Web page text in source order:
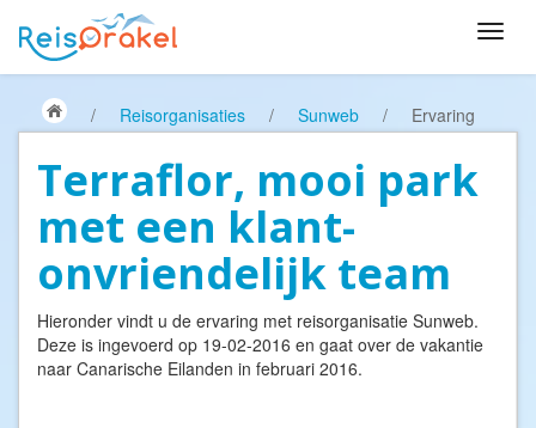
/ Reisorganisaties / Sunweb / Ervaring
Terraflor, mooi park
met een klant-
onvriendelijk team
Hieronder vindt u de ervaring met reisorganisatie Sunweb.
Deze is ingevoerd op 19-02-2016 en gaat over de vakantie
naar Canarische Eilanden in februari 2016.